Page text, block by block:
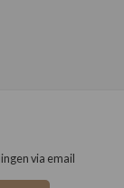
via email